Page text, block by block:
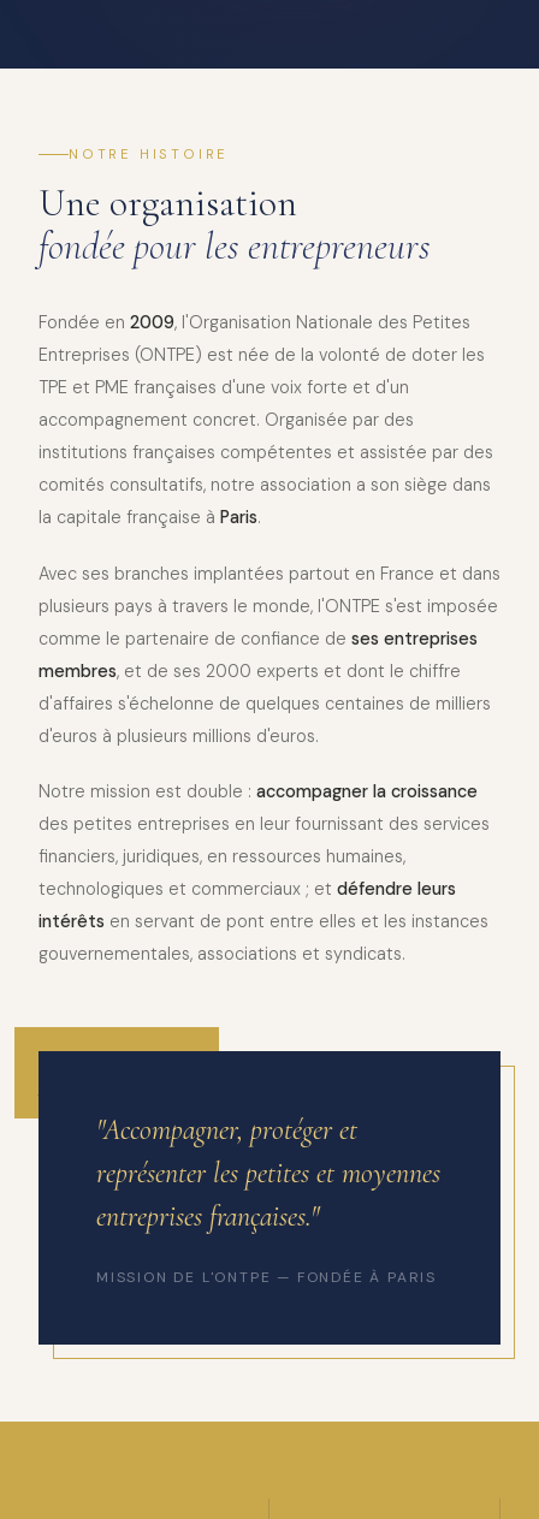
NOTRE HISTOIRE
Une organisation
fondée pour les entrepreneurs
Fondée en 2009, l'Organisation Nationale des Petites
Entreprises (ONTPE) est née de la volonté de doter les
TPE et PME françaises d'une voix forte et d'un
accompagnement concret. Organisée par des
institutions françaises compétentes et assistée par des
comités consultatifs, notre association a son siège dans
la capitale française à Paris.
Avec ses branches implantées partout en France et dans
plusieurs pays à travers le monde, l'ONTPE s'est imposée
comme le partenaire de confiance de ses entreprises
membres, et de ses 2000 experts et dont le chiffre
d'affaires s'échelonne de quelques centaines de milliers
d'euros à plusieurs millions d'euros.
Notre mission est double : accompagner la croissance
des petites entreprises en leur fournissant des services
financiers, juridiques, en ressources humaines,
technologiques et commerciaux ; et défendre leurs
intérêts en servant de pont entre elles et les instances
gouvernementales, associations et syndicats.
2010
ANNÉE DE FONDATION
"Accompagner, protéger et
représenter les petites et moyennes
entreprises françaises."
MISSION DE L'ONTPE — FONDÉE À PARIS